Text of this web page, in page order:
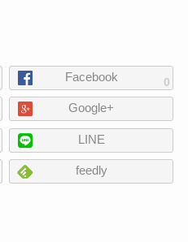
0
Facebook
Google+
LINE
feedly